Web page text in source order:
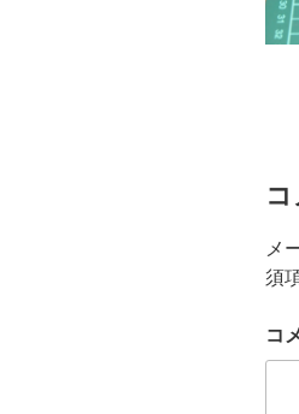
メ
須
コ